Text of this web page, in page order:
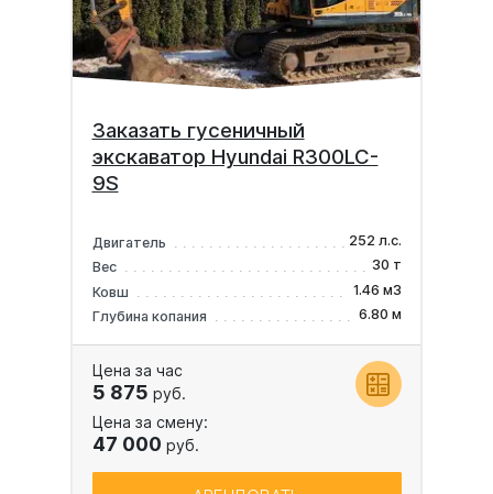
Заказать гусеничный
экскаватор Hyundai R300LC-
9S
Двигатель
252 л.с.
Вес
30 т
Ковш
1.46 м3
Глубина копания
6.80 м
Цена за час
5 875 руб.
Цена за смену:
47 000 руб.